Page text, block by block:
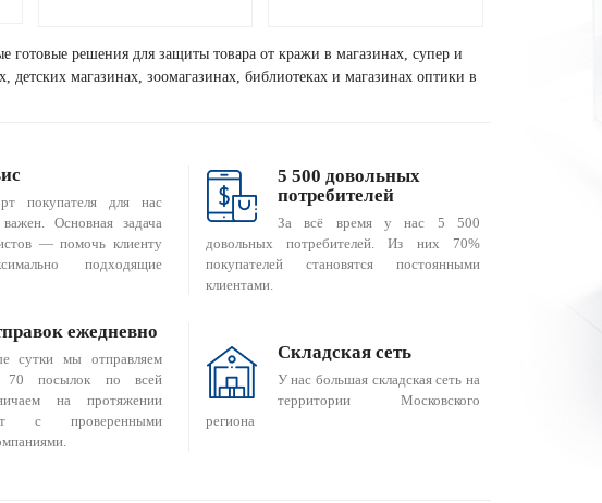
готовые решения для защиты товара от кражи в магазинах, супер и
детских магазинах, зоомагазинах, библиотеках и магазинах оптики в
покупателя для нас
Основная задача
— помочь клиенту
подходящие
5 500 довольных
потребителей
За всё время у нас 5 500
довольных потребителей. Из них 70%
покупателей становятся постоянными
клиентами.
ежедневно
сутки мы отправляем
70 посылок по всей
на протяжении
с проверенными
Складская сеть
У нас большая складская сеть на
территории Московского
региона